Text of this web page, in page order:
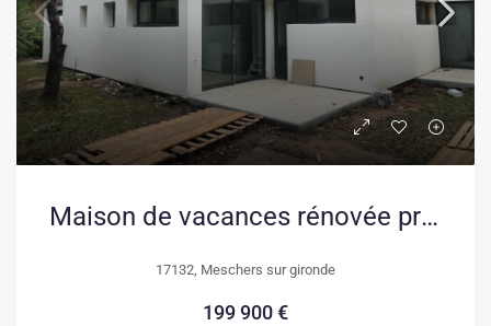
Maison de vacances rénovée proche plage à Meschers-sur-Gironde
17132, Meschers sur gironde
199 900 €